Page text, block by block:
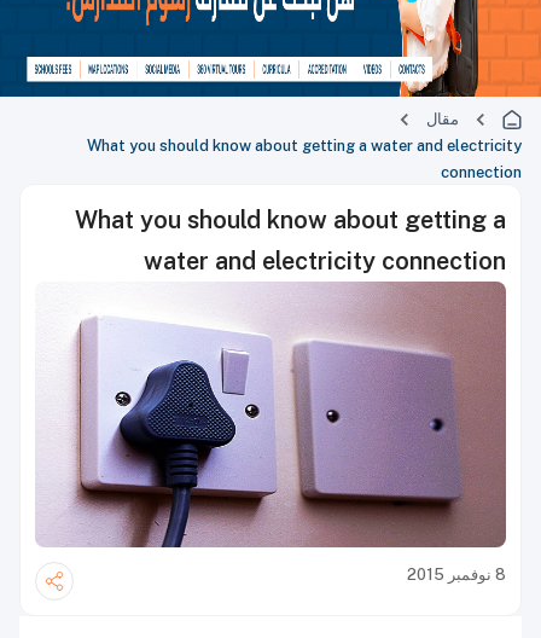
مقال
What you should know about getting a water and electricity
connection
What you should know about getting a
water and electricity connection
8 نوفمبر 2015